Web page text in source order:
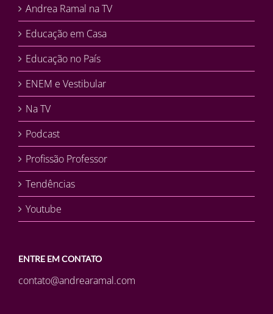
Andrea Ramal na TV
Educação em Casa
Educação no País
ENEM e Vestibular
Na TV
Podcast
Profissão Professor
Tendências
Youtube
ENTRE EM CONTATO
contato@andrearamal.com